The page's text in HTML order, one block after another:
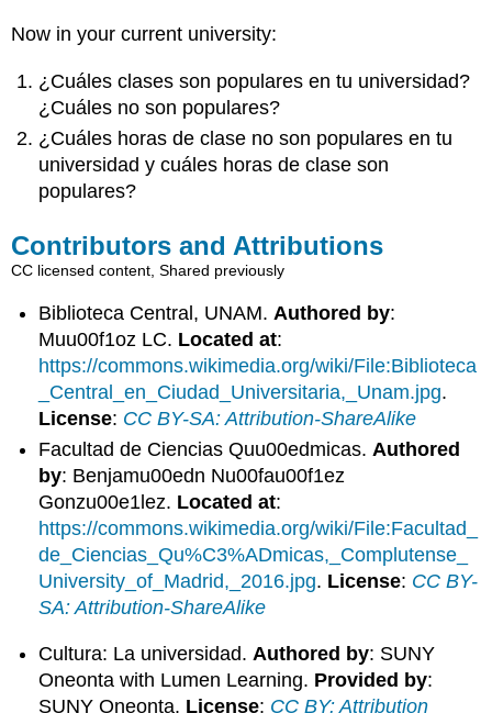
Now in your current university:
¿Cuáles clases son populares en tu universidad?
¿Cuáles no son populares?
¿Cuáles horas de clase no son populares en tu
universidad y cuáles horas de clase son
populares?
Contributors and Attributions
CC licensed content, Shared previously
Biblioteca Central, UNAM.Authored by:
Muu00f1oz LC. Located at:
https://commons.wikimedia.org/wiki/File:Biblioteca
_Central_en_Ciudad_Universitaria,_Unam.jpg.
License: CC BY-SA: Attribution-ShareAlike
Facultad de Ciencias Quu00edmicas.Authored
by: Benjamu00edn Nu00fau00f1ez
Gonzu00e1lez. Located at:
https://commons.wikimedia.org/wiki/File:Facultad_
de_Ciencias_Qu%C3%ADmicas,_Complutense_
University_of_Madrid,_2016.jpg. License: CC BY-
SA: Attribution-ShareAlike
Cultura: La universidad.Authored by: SUNY
Oneonta with Lumen Learning. Provided by:
SUNY Oneonta. License: CC BY: Attribution